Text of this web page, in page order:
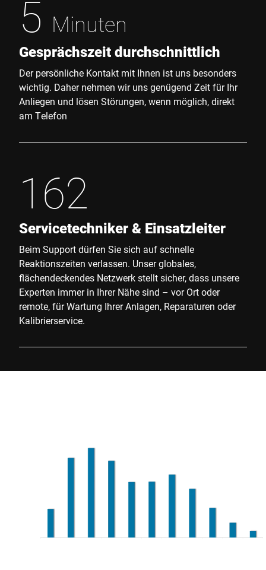
5 Minuten
Gesprächszeit durchschnittlich
Der persönliche Kontakt mit Ihnen ist uns besonders
wichtig. Daher nehmen wir uns genügend Zeit für Ihr
Anliegen und lösen Störungen, wenn möglich, direkt
am Telefon
162
Servicetechniker & Einsatzleiter
Beim Support dürfen Sie sich auf schnelle
Reaktionszeiten verlassen. Unser globales,
flächendeckendes Netzwerk stellt sicher, dass unsere
Experten immer in Ihrer Nähe sind – vor Ort oder
remote, für Wartung Ihrer Anlagen, Reparaturen oder
Kalibrierservice.